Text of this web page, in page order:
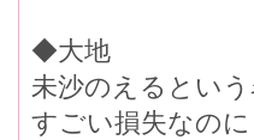
◆大地
未沙のえるとい
すごい損失なの